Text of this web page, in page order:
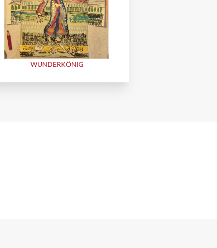
WUNDERKÖNIG